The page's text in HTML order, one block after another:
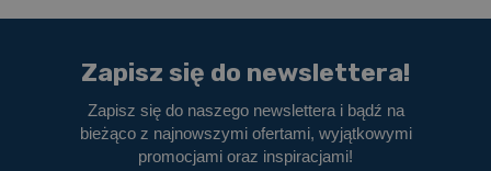
Zapisz się do newslettera!
Zapisz się do naszego newslettera i bądź na
bieżąco z najnowszymi ofertami, wyjątkowymi
promocjami oraz inspiracjami!